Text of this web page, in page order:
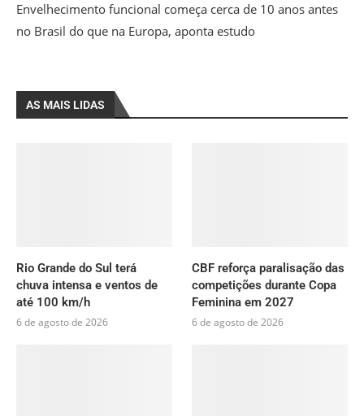
Envelhecimento funcional começa cerca de 10 anos antes
no Brasil do que na Europa, aponta estudo
AS MAIS LIDAS
Rio Grande do Sul terá
chuva intensa e ventos de
até 100 km/h
6 de agosto de 2026
CBF reforça paralisação das
competições durante Copa
Feminina em 2027
6 de agosto de 2026